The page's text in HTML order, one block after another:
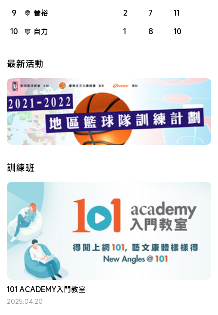
9
晉裕 2 7
11
10
自力 1 8 10
最新活動
訓練班
101 ACADEMY入門教室
2025.04.20